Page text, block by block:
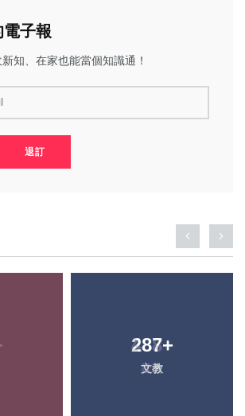
子報
知、在家也能當個知識通！
退訂
287+
文教